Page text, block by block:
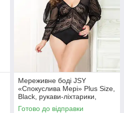
Мереживне боді JSY
«Спокуслива Мері» Plus Size,
Black, рукави-ліхтарики,
дрібна сітка
Готово до відправки